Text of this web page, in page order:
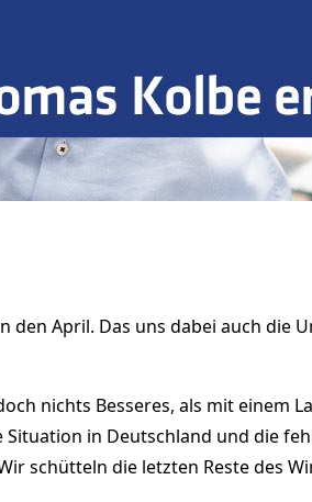
April. Das uns dabei auch die
nichts Besseres, als mit einem
in Deutschland und die
schütteln die letzten Reste des